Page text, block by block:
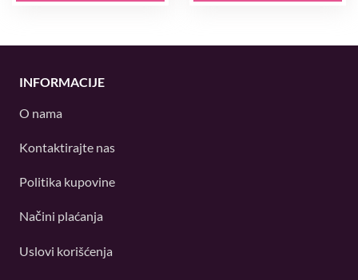
INFORMACIJE
O nama
Kontaktirajte nas
Politika kupovine
Načini plaćanja
Uslovi korišćenja